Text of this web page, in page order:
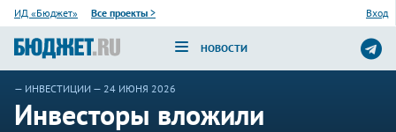
ИД «Бюджет» Все проекты > Вход
НОВОСТИ
— ИНВЕСТИЦИИ — 24 ИЮНЯ 2026
Инвесторы вложили